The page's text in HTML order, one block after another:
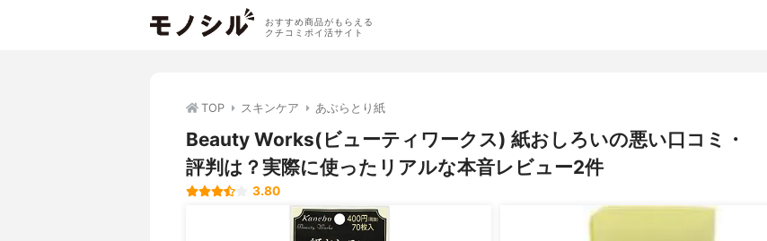
おすすめ商品がもらえる
クチコミポイ活サイト
TOP スキンケア あぶらとり紙
Beauty Works(ビューティワークス) 紙おしろいの悪い口コミ・
評判は？実際に使ったリアルな本音レビュー2件
3.80